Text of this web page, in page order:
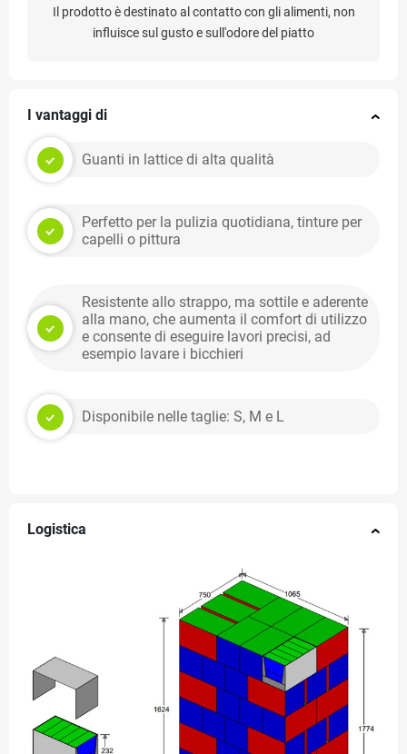
Il prodotto è destinato al contatto con gli alimenti, non
influisce sul gusto e sull'odore del piatto
I vantaggi di
Guanti in lattice di alta qualità
Perfetto per la pulizia quotidiana, tinture per
capelli o pittura
Resistente allo strappo, ma sottile e aderente
alla mano, che aumenta il comfort di utilizzo
e consente di eseguire lavori precisi, ad
esempio lavare i bicchieri
Disponibile nelle taglie: S, M e L
Logistica